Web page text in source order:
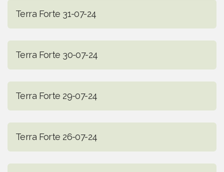
Terra Forte 31-07-24
Terra Forte 30-07-24
Terra Forte 29-07-24
Terra Forte 26-07-24